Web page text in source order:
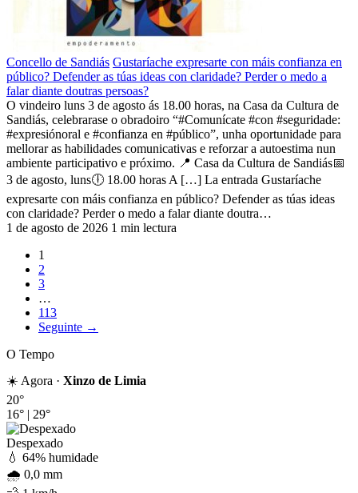
Concello de Sandiás Gustaríache expresarte con máis confianza en
público? Defender as túas ideas con claridade? Perder o medo a
falar diante doutras persoas?
O vindeiro luns 3 de agosto ás 18.00 horas, na Casa da Cultura de
Sandiás, celebrarase o obradoiro “#Comunícate #con #seguridade:
#expresiónoral e #confianza en #público”, unha oportunidade para
mellorar as habilidades comunicativas e reforzar a autoestima nun
ambiente participativo e próximo. 📍 Casa da Cultura de Sandiás📅
3 de agosto, luns🕕 18.00 horas A […] La entrada Gustaríache
expresarte con máis confianza en público? Defender as túas ideas
con claridade? Perder o medo a falar diante doutra…
1 de agosto de 2026 1 min lectura
1
2
3
…
113
Seguinte →
O Tempo
☀️ Agora · Xinzo de Limia
20°
16° | 29°
Despexado
💧 64% humidade
🌧️ 0,0 mm